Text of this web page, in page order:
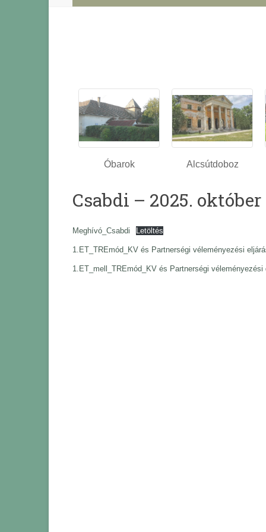
Óbarok Alcsútdoboz
Csabdi – 2025. október
Meghívó_Csabdi Letöltés
1.ET_TREmód_KV és Partnerségi véleményezési
1.ET_mell_TREmód_KV és Partnerségi véleményezési